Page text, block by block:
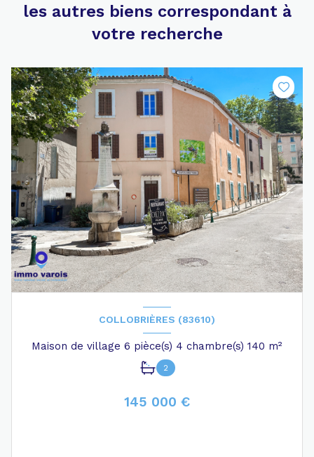
les autres biens correspondant à
votre recherche
COLLOBRIÈRES (83610)
Maison de village 6 pièce(s) 4 chambre(s) 140 m²
2
145 000 €